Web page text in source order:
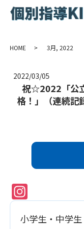
HOME 3月, 2022
2022/03/05
祝☆2022「公
格！」（連続記
小学生・中学